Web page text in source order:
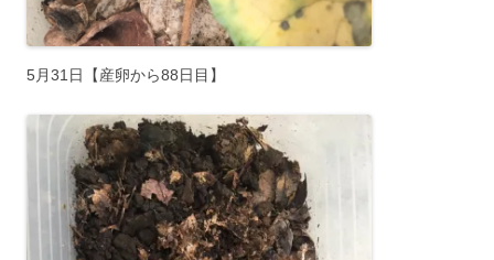
5月31日【産卵から88日目】